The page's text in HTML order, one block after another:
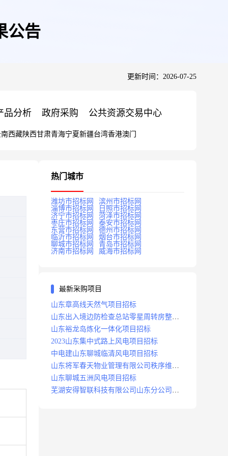
公告
更新时间：2026-07-25
品分析 政府采购 公共资源交易中心
西藏陕西甘肃青海宁夏新疆台湾香港澳门
热门城市
潍坊市招标网
滨州市招标网
淄博市招标网
日照市招标网
济宁市招标网
菏泽市招标网
枣庄市招标网
泰安市招标网
东营市招标网
德州市招标网
临沂市招标网
烟台市招标网
聊城市招标网
青岛市招标网
济南市招标网
威海市招标网
最新采购项目
山东章高线天然气项目招标
山东出入境边防检查总站零星周转房整修
项目招标中标
山东裕龙岛炼化一体化项目招标
2023山东集中式路上风电项目招标
中电建山东聊城临清风电项目招标
山东将军春天物业管理有限公司秩序维护
服务项目招标公告
山东聊城五洲风电项目招标
芜湖安得智联科技有限公司山东分公司济